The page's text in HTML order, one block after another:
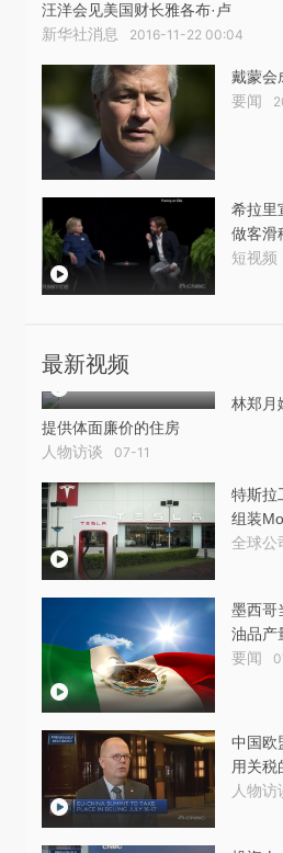
汪洋会见美国财长雅各布·卢
新华社消息 2016-11-22 00:04
戴蒙会
要闻
希拉里
做客滑
短视频
最新视频
林郑月
提供体面廉价的住房
人物访谈 07-11
特斯拉
组装
全球公
墨西哥
油品产
要闻
中国欧
用关税
人物访